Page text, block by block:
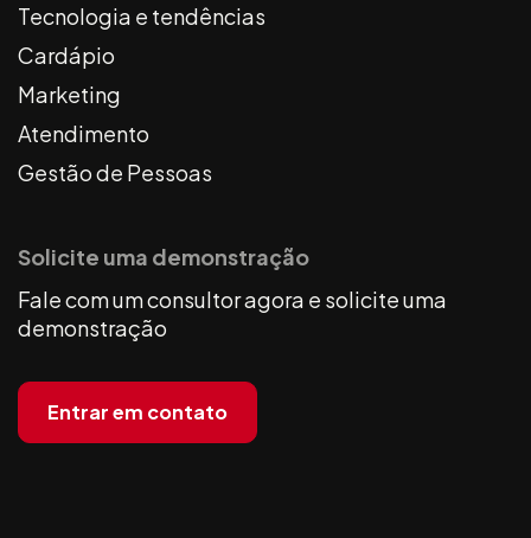
Tecnologia e tendências
Cardápio
Marketing
Atendimento
Gestão de Pessoas
Solicite uma demonstração
Fale com um consultor agora e solicite uma
demonstração
Entrar em contato